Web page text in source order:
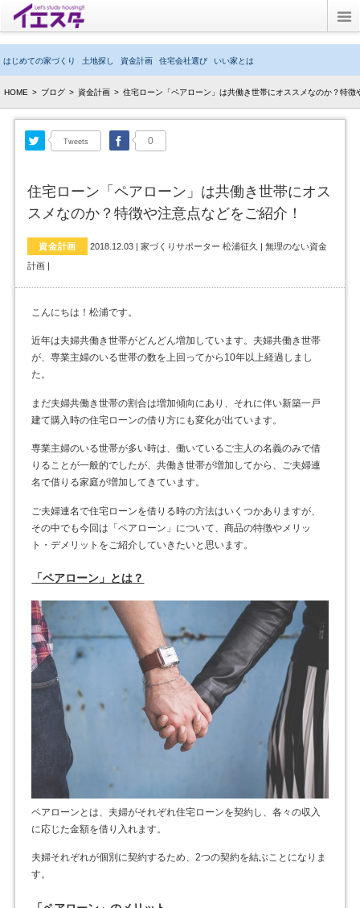
はじめての家づくり 土地探し 資金計画 住宅会社選び いい家とは
HOME > ブログ > 資金計画 > 住宅ローン「ペアローン」は共働き世帯にオススメなのか？特徴
Tweets
Twitter 0
Facebook
住宅ローン「ペアローン」は共働き世帯にオス
スメなのか？特徴や注意点などをご紹介！
資金計画 2018.12.03 | 家づくりサポーター 松浦征久 | 無理のない資金
計画|
こんにちは！松浦です。
近年は夫婦共働き世帯がどんどん増加しています。夫婦共働き世帯
が、専業主婦のいる世帯の数を上回ってから10年以上経過しまし
た。
まだ夫婦共働き世帯の割合は増加傾向にあり、それに伴い新築一戸
建て購入時の住宅ローンの借り方にも変化が出ています。
専業主婦のいる世帯が多い時は、働いているご主人の名義のみで借
りることが一般的でしたが、共働き世帯が増加してから、ご夫婦連
名で借りる家庭が増加してきています。
ご夫婦連名で住宅ローンを借りる時の方法はいくつかありますが、
その中でも今回は「ペアローン」について、商品の特徴やメリッ
ト・デメリットをご紹介していきたいと思います。
「ペアローン」とは？
ペアローンとは、夫婦がそれぞれ住宅ローンを契約し、各々の収入
に応じた金額を借り入れます。
夫婦それぞれが個別に契約するため、2つの契約を結ぶことになりま
す。
ブログ
イエスタとは？